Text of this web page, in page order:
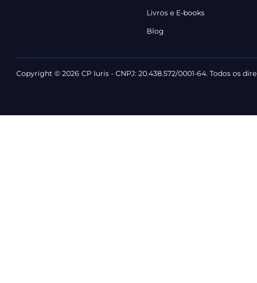
Livros e E-books
Blog
Copyright © 2026 CP Iuris - CNPJ: 20.438.572/0001-64. Todos os